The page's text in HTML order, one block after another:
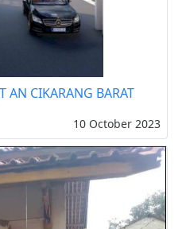
AN CIKARANG BARAT
10 October 2023